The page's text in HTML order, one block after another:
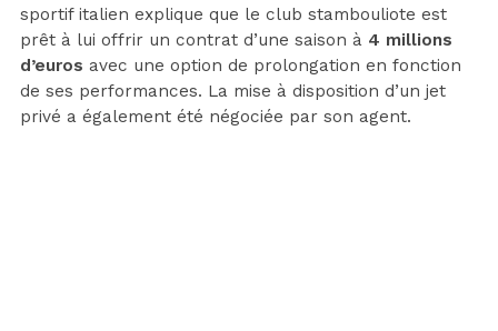
sportif italien explique que le club stambouliote est
prêt à lui offrir un contrat d’une saison à 4 millions
d’euros avec une option de prolongation en fonction
de ses performances. La mise à disposition d’un jet
privé a également été négociée par son agent.